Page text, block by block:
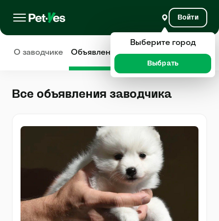
Войти
О заводчике Объявления Отзывы
Все объявления заводчика
Выберите город
Выбрать